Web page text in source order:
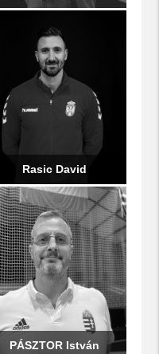
Rasic David
PÁSZTOR István